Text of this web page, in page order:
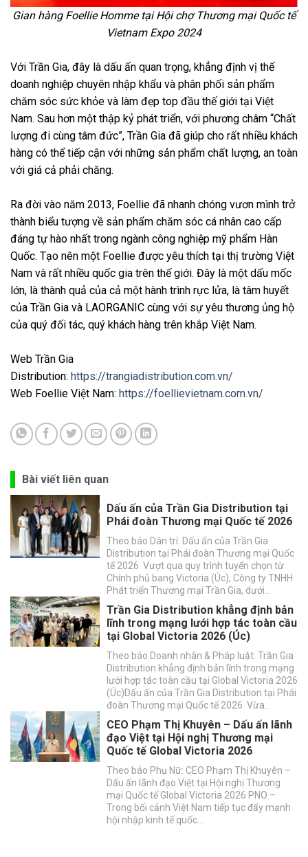
Gian hàng Foellie Homme tại Hội chợ Thương mại Quốc tế
Vietnam Expo 2024
Với Trần Gia, đây là dấu ấn quan trọng, khẳng định vị thế
doanh nghiệp chuyên nhập khẩu và phân phối sản phẩm
chăm sóc sức khỏe và làm đẹp top đầu thế giới tại Việt
Nam. Sau hơn một thập kỷ phát triển, với phương châm “Chất
lượng đi cùng tâm đức”, Trần Gia đã giúp cho rất nhiều khách
hàng có thể tiếp cận với những sản phẩm chất lượng, an toàn
với giá cả phải chăng.
Ra đời vào năm 2013, Foellie đã nhanh chóng vươn mình trở
thành biểu tượng về sản phẩm chăm sóc cá nhân cao cấp
đáng tự hào nhất trong ngành công nghiệp mỹ phẩm Hàn
Quốc. Tạo nên một Foellie được yêu thích tại thị trường Việt
Nam và rất nhiều quốc gia trên thế giới. Đây là một dấu mốc
lớn, là thành quả của cả một hành trình rực lửa, là tâm huyết
của Trần Gia và LAORGANIC cùng với sự yêu thương ủng hộ
của quý đối tác, quý khách hàng trên khắp Việt Nam.
Web Trần Gia
Distribution: https://trangiadistribution.com.vn/
Web Foellie Việt Nam: https://foellievietnam.com.vn/
Bài viết liên quan
Dấu ấn của Trần Gia Distribution tại
Phái đoàn Thương mại Quốc tế 2026
Theo báo Dân trí: Dấu ấn của Trần Gia
Distribution tại Phái đoàn Thương mại Quốc
tế 2026 Vượt qua quy trình tuyển chọn từ
Chính phủ bang Victoria (Úc), Công ty TNHH
Phát triển Thương mại Trần Gia, dưới…
Trần Gia Distribution khẳng định bản
lĩnh trong mạng lưới hợp tác toàn cầu
tại Global Victoria 2026 (Úc)
Theo báo Doanh nhân & Pháp luật: Trần Gia
Distribution khẳng định bản lĩnh trong mạng
lưới hợp tác toàn cầu tại Global Victoria 2026
(Úc)Dấu ấn của Trần Gia Distribution tại Phái
đoàn Thương mại Quốc tế 2026 Vừa…
CEO Phạm Thị Khuyên – Dấu ấn lãnh
đạo Việt tại Hội nghị Thương mại
Quốc tế Global Victoria 2026
Theo báo Phụ Nữ: CEO Phạm Thị Khuyên –
Dấu ấn lãnh đạo Việt tại Hội nghị Thương
mại Quốc tế Global Victoria 2026 PNO –
Trong bối cảnh Việt Nam tiếp tục đẩy mạnh
hội nhập kinh tế quốc…